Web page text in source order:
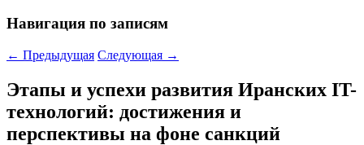
Навигация по записям
← Предыдущая Следующая →
Этапы и успехи развития Иранских IT-
технологий: достижения и
перспективы на фоне санкций